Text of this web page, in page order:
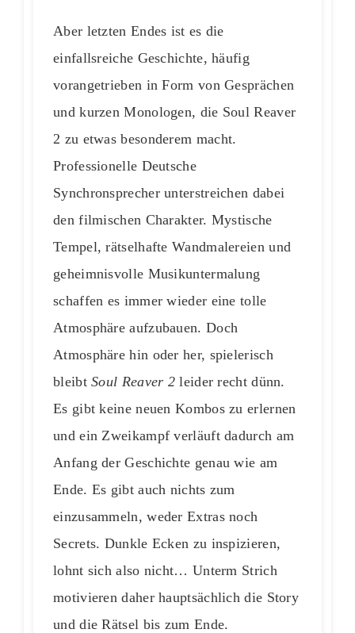
Aber letzten Endes ist es die
einfallsreiche Geschichte, häufig
vorangetrieben in Form von Gesprächen
und kurzen Monologen, die Soul Reaver
2 zu etwas besonderem macht.
Professionelle Deutsche
Synchronsprecher unterstreichen dabei
den filmischen Charakter. Mystische
Tempel, rätselhafte Wandmalereien und
geheimnisvolle Musikuntermalung
schaffen es immer wieder eine tolle
Atmosphäre aufzubauen. Doch
Atmosphäre hin oder her, spielerisch
bleibtSoul Reaver 2 leider recht dünn.
Es gibt keine neuen Kombos zu erlernen
und ein Zweikampf verläuft dadurch am
Anfang der Geschichte genau wie am
Ende. Es gibt auch nichts zum
einzusammeln, weder Extras noch
Secrets. Dunkle Ecken zu inspizieren,
lohnt sich also nicht… Unterm Strich
motivieren daher hauptsächlich die Story
und die Rätsel bis zum Ende.